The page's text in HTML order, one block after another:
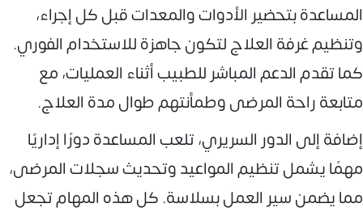
المساعدة بتحضير الأدوات والمعدات قبل كل إجراء،
وتنظيم غرفة العلاج لتكون جاهزة للاستخدام الفوري.
كما تقدم الدعم المباشر للطبيب أثناء العمليات، مع
متابعة راحة المرضى وطمأنتهم طوال مدة العلاج.
إضافة إلى الدور السريري، تلعب المساعدة دورًا إداريًا
مهمًا يشمل تنظيم المواعيد وتحديث سجلات المرضى،
مما يضمن سير العمل بسلاسة. كل هذه المهام تجعل